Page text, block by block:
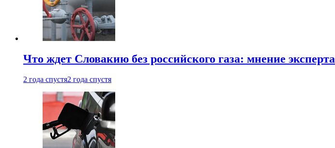
Что ждет Словакию без российского газа: мнение эксперта
2 года спустя2 года спустя